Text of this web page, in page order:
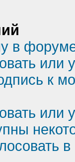
в
или
к
или